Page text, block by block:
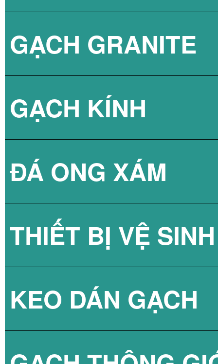
GẠCH 3D BÊ
GẠCH GRANITE
GẠCH KÍNH
GẠCH KÍNH
GẠCH KÍNH
GẠCH KÍNH
ĐÁ ONG XÁM
THIẾT BỊ VỆ SINH
SEN TẮM
KEO DÁN GẠCH